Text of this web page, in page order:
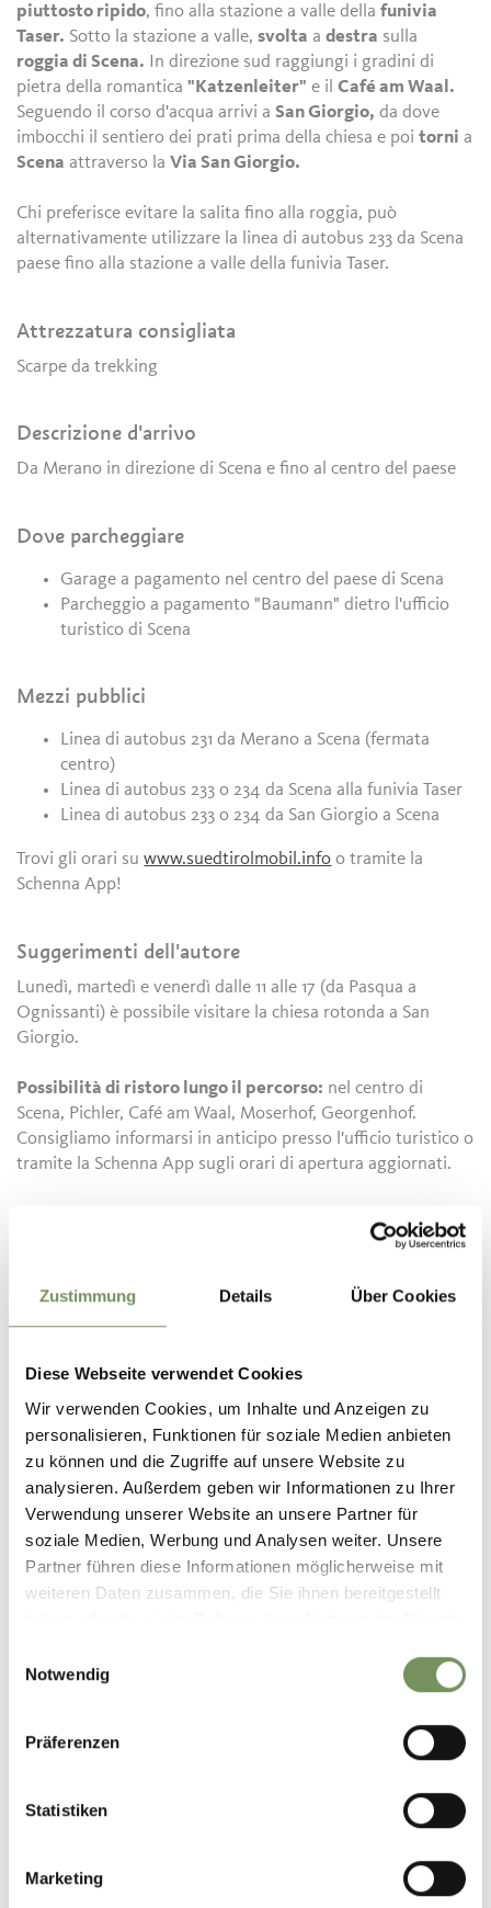
Zustimmung Details Über Cookies
Diese Webseite verwendet Cookies
Wir verwenden Cookies, um Inhalte und Anzeigen zu
personalisieren, Funktionen für soziale Medien anbieten
zu können und die Zugriffe auf unsere Website zu
analysieren. Außerdem geben wir Informationen zu Ihrer
Verwendung unserer Website an unsere Partner für
soziale Medien, Werbung und Analysen weiter. Unsere
Partner führen diese Informationen möglicherweise mit
weiteren Daten zusammen, die Sie ihnen bereitgestellt
Notwendig
Präferenzen
Statistiken
Marketing
piuttosto ripido, fino alla stazione a valle dellafunivia
Taser. Sotto la stazione a valle,svolta adestra sulla
roggia di Scena. In direzione sud raggiungi i gradini di
pietra della romantica"Katzenleiter" e ilCafé am Waal.
Seguendo il corso d'acqua arrivi aSan Giorgio, da dove
imbocchi il sentiero dei prati prima della chiesa e poitorni a
Scena attraverso laVia San Giorgio.
Chi preferisce evitare la salita fino alla roggia, può
alternativamente utilizzare la linea di autobus 233 da Scena
paese fino alla stazione a valle della funivia Taser.
Attrezzatura consigliata
Scarpe da trekking
Descrizione d'arrivo
Da Merano in direzione di Scena e fino al centro del paese
Dove parcheggiare
Garage a pagamento nel centro del paese di Scena
Parcheggio a pagamento "Baumann" dietro l'ufficio
turistico di Scena
Mezzi pubblici
Linea di autobus 231 da Merano a Scena (fermata
centro)
Linea di autobus 233 o 234 da Scena alla funivia Taser
Linea di autobus 233 o 234 da San Giorgio a Scena
Trovi gli orari suwww.suedtirolmobil.info o tramite la
Schenna App!
Suggerimenti dell'autore
Lunedì, martedì e venerdì dalle 11 alle 17 (da Pasqua a
Ognissanti) è possibile visitare la chiesa rotonda a San
Giorgio.
Possibilità di ristoro lungo il percorso: nel centro di
Scena, Pichler, Café am Waal, Moserhof, Georgenhof.
Consigliamo informarsi in anticipo presso l'ufficio turistico o
tramite la Schenna App sugli orari di apertura aggiornati.
Durata
5,4 km
Dislivello salita
Punto più alto 823 m
SCARICA DATI GPX
Tourismusverein Schenna
Erzherzog-Johann-Platz
info@schenna.com
IL CONTENUTO VI È STATO UTILE? NO